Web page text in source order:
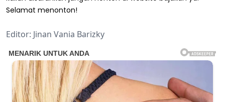
Selamat menonton!
Editor: Jinan Vania Barizky